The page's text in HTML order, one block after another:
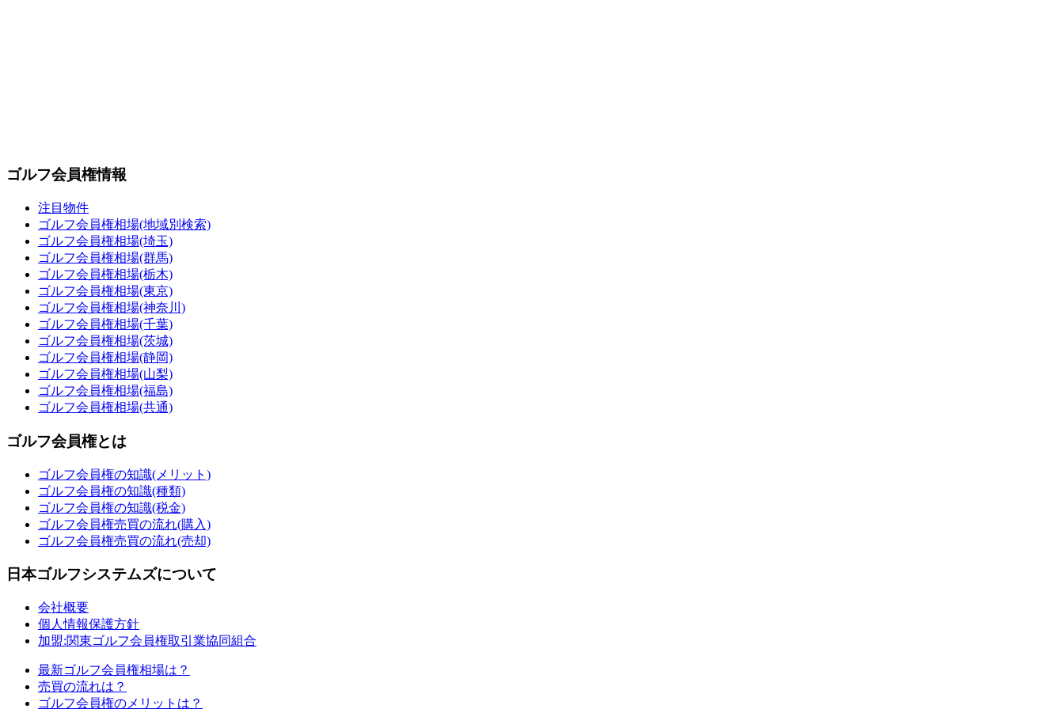
ゴルフ会員権情報
注目物件
ゴルフ会員権相場(地域別検索)
ゴルフ会員権相場(埼玉)
ゴルフ会員権相場(群馬)
ゴルフ会員権相場(栃木)
ゴルフ会員権相場(東京)
ゴルフ会員権相場(神奈川)
ゴルフ会員権相場(千葉)
ゴルフ会員権相場(茨城)
ゴルフ会員権相場(静岡)
ゴルフ会員権相場(山梨)
ゴルフ会員権相場(福島)
ゴルフ会員権相場(共通)
ゴルフ会員権とは
ゴルフ会員権の知識(メリット)
ゴルフ会員権の知識(種類)
ゴルフ会員権の知識(税金)
ゴルフ会員権売買の流れ(購入)
ゴルフ会員権売買の流れ(売却)
日本ゴルフシステムズについて
会社概要
個人情報保護方針
加盟:関東ゴルフ会員権取引業協同組合
最新ゴルフ会員権相場は？
売買の流れは？
ゴルフ会員権のメリットは？